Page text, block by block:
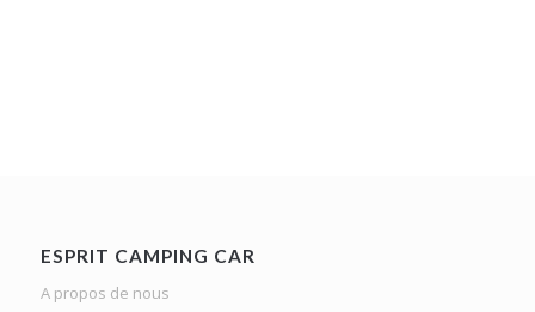
ESPRIT CAMPING CAR
A propos de nous